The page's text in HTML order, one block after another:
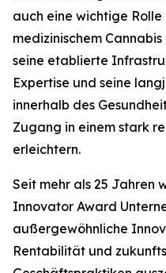
auch eine wichtige
medizinischem
seine etablierte
Expertise und seine
innerhalb des
Zugang in einem stark
erleichtern.
Seit mehr als 25 Jahren
Innovator Award
außergewöhnliche
Rentabilität und